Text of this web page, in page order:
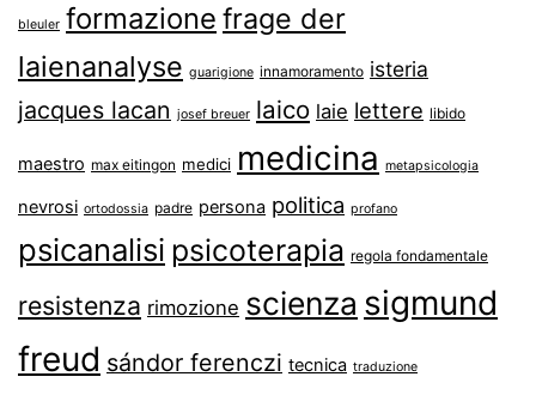
bleuler formazione frage der
laienanalyse guarigione innamoramento isteria
jacques lacan josef breuer laico laie lettere libido
maestro max eitingon medici medicina metapsicologia
nevrosi ortodossia padre persona politica profano
psicanalisi psicoterapia regola fondamentale
resistenza rimozione scienza sigmund
freud sándor ferenczi tecnica traduzione